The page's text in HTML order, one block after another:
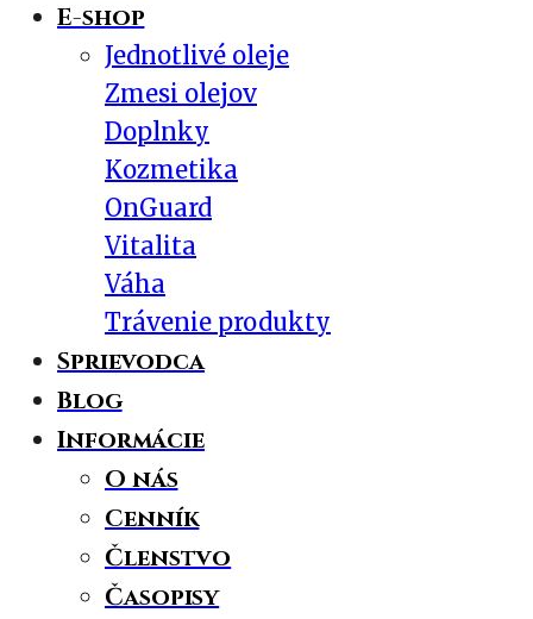
E-shop
Jednotlivé oleje
Zmesi olejov
Doplnky
Kozmetika
OnGuard
Vitalita
Váha
Trávenie produkty
Sprievodca
Blog
Informácie
O nás
Cenník
Členstvo
Časopisy